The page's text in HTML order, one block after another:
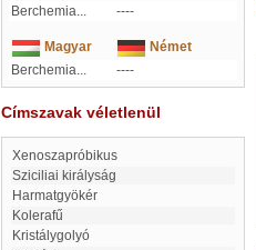
Berchemia...
----
Magyar
Német
Berchemia...
----
Címszavak véletlenül
Xenoszapróbikus
Sziciliai királyság
Harmatgyökér
Kolerafű
Kristálygolyó